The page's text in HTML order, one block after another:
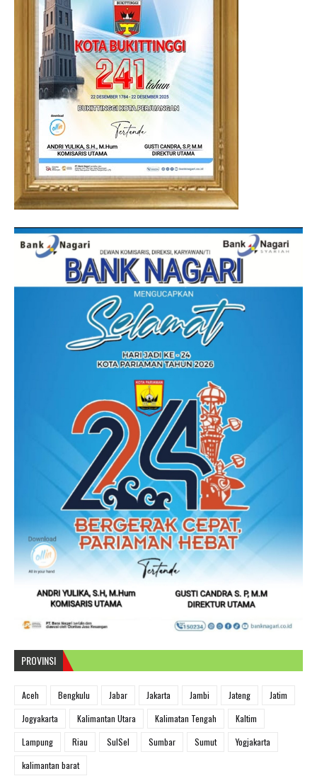
PROVINSI
Aceh Bengkulu Jabar Jakarta Jambi Jateng
Jatim
Jogyakarta
Kalimantan Utara Kalimatan Tengah
Kaltim
Lampung
Riau SulSel Sumbar Sumut
Yogjakarta
kalimantan barat